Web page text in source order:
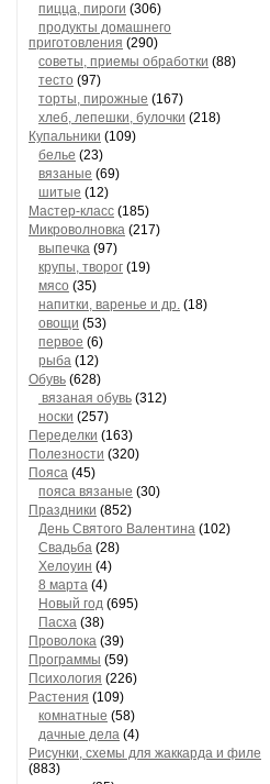
пицца, пироги (306)
продукты домашнего
приготовления (290)
советы, приемы обработки (88)
тесто (97)
торты, пирожные (167)
хлеб, лепешки, булочки (218)
Купальники (109)
белье (23)
вязаные (69)
шитые (12)
Мастер-класс (185)
Микроволновка (217)
выпечка (97)
крупы, творог (19)
мясо (35)
напитки, варенье и др. (18)
овощи (53)
первое (6)
рыба (12)
Обувь (628)
вязаная обувь (312)
носки (257)
Переделки (163)
Полезности (320)
Пояса (45)
пояса вязаные (30)
Праздники (852)
День Святого Валентина (102)
Свадьба (28)
Хелоуин (4)
8 марта (4)
Новый год (695)
Пасха (38)
Проволока (39)
Программы (59)
Психология (226)
Растения (109)
комнатные (58)
дачные дела (4)
Рисунки, схемы для жаккарда и филе
(883)